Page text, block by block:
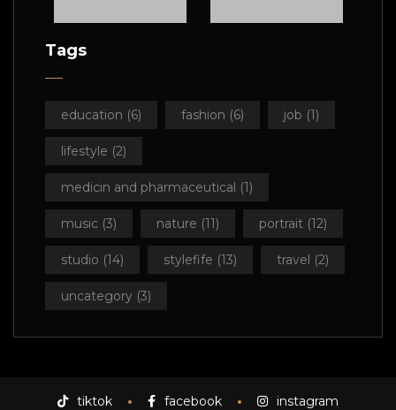
Tags
education (6) fashion (6) job (1)
lifestyle (2)
medicin and pharmaceutical (1)
music (3) nature (11) portrait (12)
studio (14) stylefife (13) travel (2)
uncategory (3)
tiktok facebook instagram